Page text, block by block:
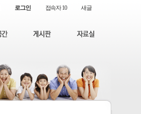
로그인 접속자 10 새글